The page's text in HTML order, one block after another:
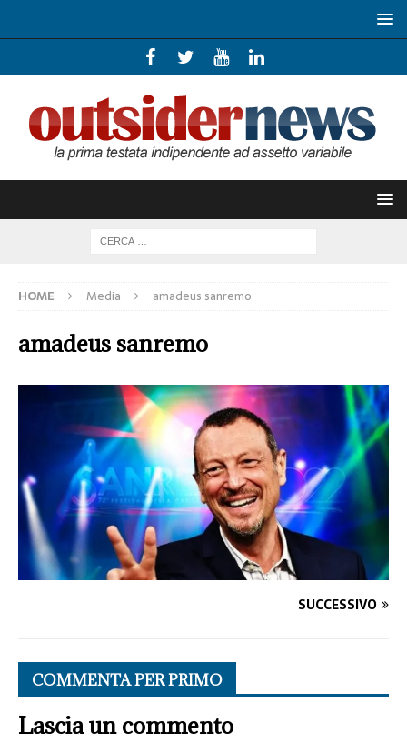
HOME Media amadeus sanremo
amadeus sanremo
SUCCESSIVO
COMMENTA PER PRIMO
Lascia un commento